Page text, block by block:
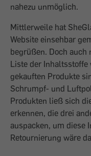
nahezu unmöglich.
Mittlerweile hat
Website einsehbar
begrüßen. Doch
Liste der
gekauften Produkte
Schrumpf- und
Produkten ließ sich
erkennen, die drei
auspacken, um diese
Retournierung wäre